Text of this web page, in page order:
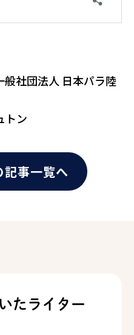
般社団法人 日本パラ陸
トン
事一覧へ
たライター